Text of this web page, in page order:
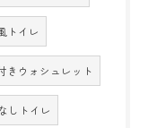
トイレ
きウォシュレット
しトイレ